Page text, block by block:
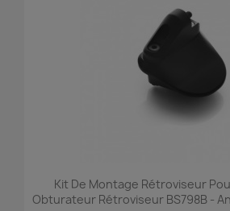
Kit De Montage Rétroviseur
Obturateur Rétroviseur BS798B -